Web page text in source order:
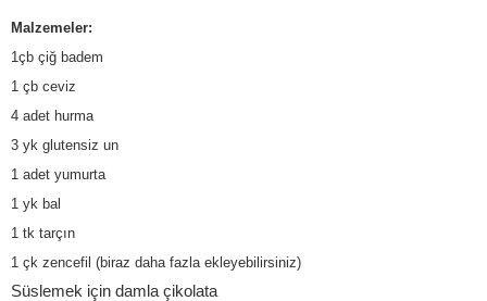
Malzemeler:
1çb çiğ badem
1 çb ceviz
4 adet hurma
3 yk glutensiz un
1 adet yumurta
1 yk bal
1 tk tarçın
1 çk zencefil (biraz daha fazla ekleyebilirsiniz)
Süslemek için damla çikolata